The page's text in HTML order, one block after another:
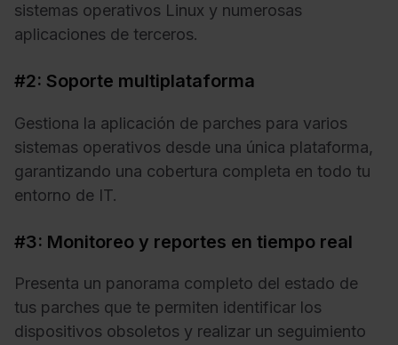
sistemas operativos Linux y numerosas
aplicaciones de terceros.
#2: Soporte multiplataforma
Gestiona la aplicación de parches para varios
sistemas operativos desde una única plataforma,
garantizando una cobertura completa en todo tu
entorno de IT.
#3: Monitoreo y reportes en tiempo real
Presenta un panorama completo del estado de
tus parches que te permiten identificar los
dispositivos obsoletos y realizar un seguimiento